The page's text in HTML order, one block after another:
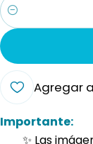
Cantidad
Agregar
Importante:
✨ Las